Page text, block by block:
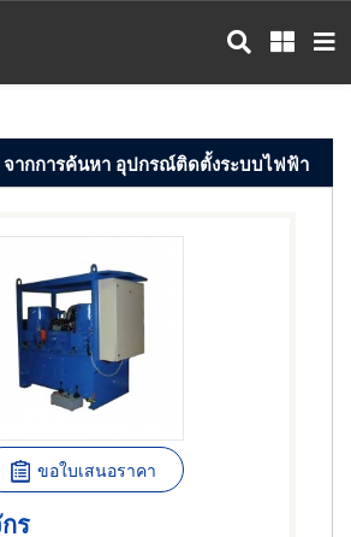
ากการค้นหา อุปกรณ์ติดตั้งระบบไฟฟ้า
ขอใบเสนอราคา
ร